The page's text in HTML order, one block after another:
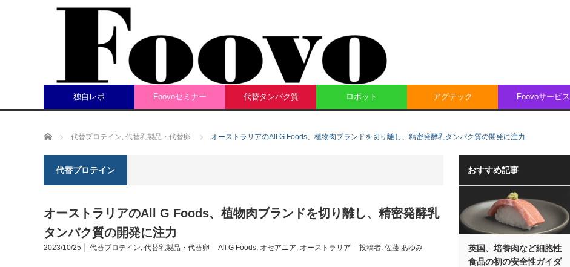
独自レポ Foovoセミナー 代替タンパク質 ロボット アグテック Foovoサービス
ホーム 代替プロテイン, 代替乳製品・代替卵 オーストラリアのAll G Foods、植物肉ブランドを切り離し、精密発酵乳タンパク質の開発に注力
代替プロテイン
オーストラリアのAll G Foods、植物肉ブランドを切り離し、精密発酵乳
タンパク質の開発に注力
2023/10/25 代替プロテイン, 代替乳製品・代替卵 All G Foods, オセアニア, オーストラリア 投稿者: 佐藤 あゆみ
おすすめ記事
英国、培養肉など細胞性
食品の初の安全性ガイダ